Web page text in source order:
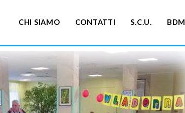
CHI SIAMO CONTATTI S.C.U. BDM